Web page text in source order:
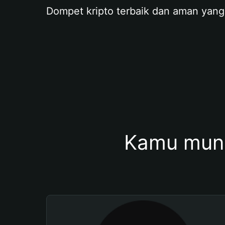
Dompet kripto terbaik dan aman
Kamu